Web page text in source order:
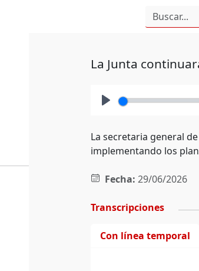
La Junta
La secretaria general
implementando los
Fecha: 29/06/2026
Transcripciones
Con línea temporal